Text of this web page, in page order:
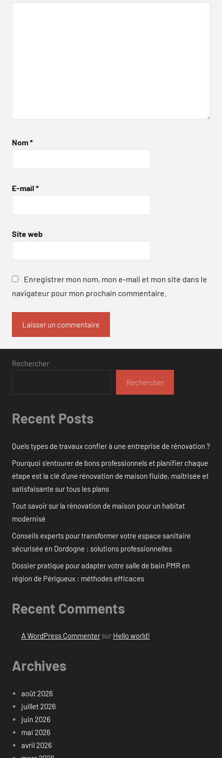
Nom*
E-mail *
Site web
Enregistrer mon nom, mon e-mail et mon site dans le
navigateur pour mon prochain commentaire.
Rechercher
Rechercher
Recent Posts
Quels types de travaux confier à une entreprise de rénovation ?
Pourquoi s’entourer de bons professionnels et planifier chaque
étape est la clé d’une rénovation de maison fluide, maîtrisée et
satisfaisante sur tous les plans
Tout savoir sur la rénovation de maison pour un habitat
modernisé
Conseils experts pour transformer votre espace sanitaire
sécurisée en Dordogne : solutions professionnelles
Dossier pratique pour adapter votre salle de bain PMR en
région de Périgueux : méthodes efficaces
Recent Comments
A WordPress Commentersur Hello world!
Archives
août 2026
juillet 2026
juin 2026
mai 2026
avril 2026